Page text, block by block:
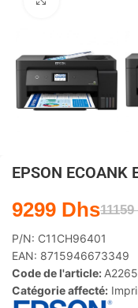
EPSON
11159
9299 Dhs
P/N: C11CH96401
EAN: 8715946673349
Code de l'article:
Catégorie affecté: